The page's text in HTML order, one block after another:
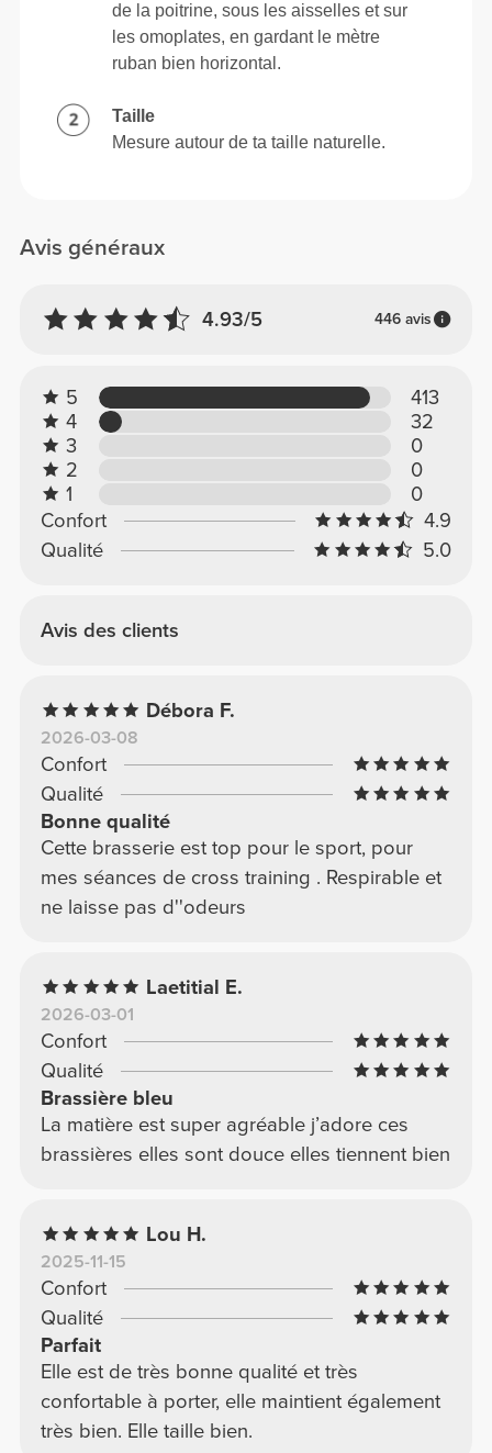
Avis généraux
4.93/5 446 avis
5
413
4
32
3
0
2
0
1
0
Confort
4.9
Qualité
5.0
Avis des clients
Débora F.
2026-03-08
Confort
Qualité
Bonne qualité
Cette brasserie est top pour le sport, pour
mes séances de cross training . Respirable et
ne laisse pas d''odeurs
Laetitial E.
2026-03-01
Confort
Qualité
Brassière bleu
La matière est super agréable j’adore ces
brassières elles sont douce elles tiennent bien
Lou H.
2025-11-15
Confort
Qualité
Parfait
Elle est de très bonne qualité et très
confortable à porter, elle maintient également
très bien. Elle taille bien.
de la poitrine, sous les aisselles et sur
les omoplates, en gardant le mètre
ruban bien horizontal.
Taille
Mesure autour de ta taille naturelle.